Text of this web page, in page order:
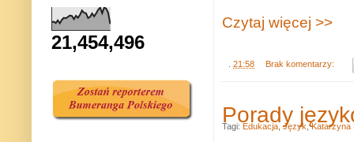
Czytaj więcej >>
21:58 Brak komentarzy:
Porady
Tagi: Edukacja Język ,Katarzyna
21,454,496